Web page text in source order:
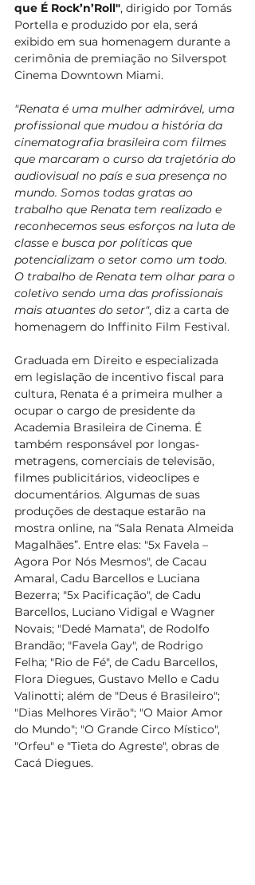
que É Rock’n’Roll", dirigido por Tomás
Portella e produzido por ela, será
exibido em sua homenagem durante a
cerimônia de premiação no Silverspot
Cinema Downtown Miami.
"Renata é uma mulher admirável, uma
profissional que mudou a história da
cinematografia brasileira com filmes
que marcaram o curso da trajetória do
audiovisual no país e sua presença no
mundo. Somos todas gratas ao
trabalho que Renata tem realizado e
reconhecemos seus esforços na luta de
classe e busca por políticas que
potencializam o setor como um todo.
O trabalho de Renata tem olhar para o
coletivo sendo uma das profissionais
mais atuantes do setor", diz a carta de
homenagem do Inffinito Film Festival.
Graduada em Direito e especializada
em legislação de incentivo fiscal para
cultura, Renata é a primeira mulher a
ocupar o cargo de presidente da
Academia Brasileira de Cinema. É
também responsável por longas-
metragens, comerciais de televisão,
filmes publicitários, videoclipes e
documentários. Algumas de suas
produções de destaque estarão na
mostra online, na “Sala Renata Almeida
Magalhães”. Entre elas: "5x Favela –
Agora Por Nós Mesmos", de Cacau
Amaral, Cadu Barcellos e Luciana
Bezerra; "5x Pacificação", de Cadu
Barcellos, Luciano Vidigal e Wagner
Novais; "Dedé Mamata", de Rodolfo
Brandão; "Favela Gay", de Rodrigo
Felha; "Rio de Fé", de Cadu Barcellos,
Flora Diegues, Gustavo Mello e Cadu
Valinotti; além de "Deus é Brasileiro";
"Dias Melhores Virão"; "O Maior Amor
do Mundo"; "O Grande Circo Místico",
"Orfeu" e "Tieta do Agreste", obras de
Cacá Diegues.